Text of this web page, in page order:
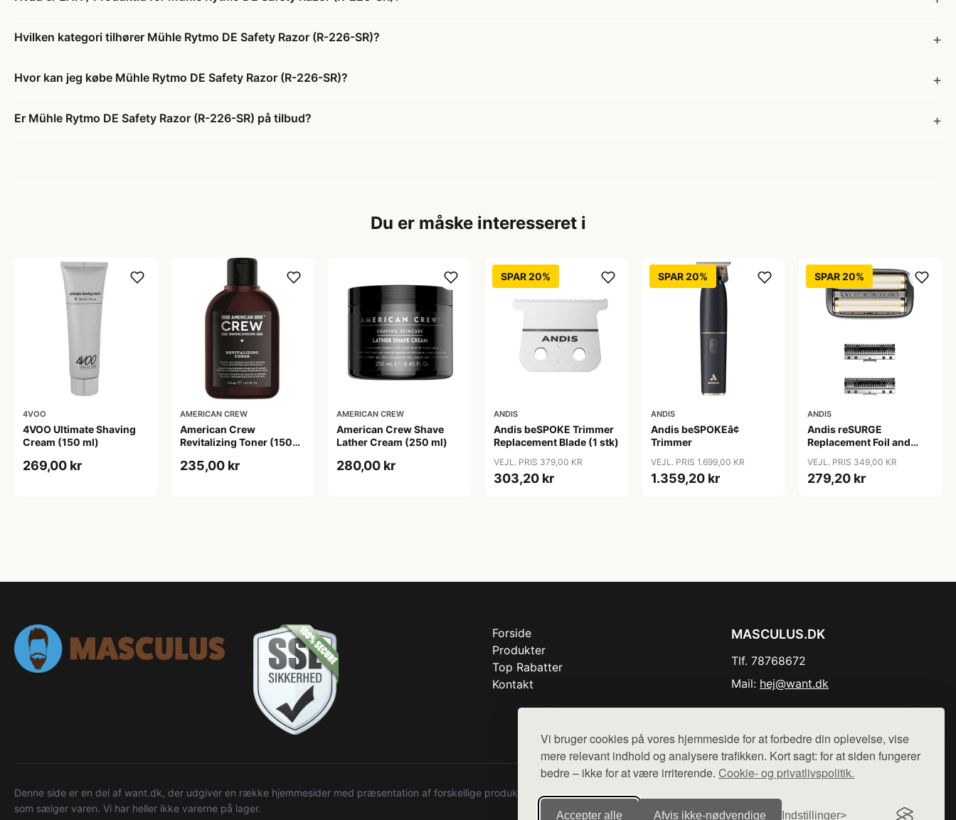
Vi bruger cookies på vores hjemmeside for at forbedre din oplevelse, vise
mere relevant indhold og analysere trafikken. Kort sagt: for at siden fungerer
bedre – ikke for at være irriterende. Cookie- og privatlivspolitik.
Accepter alle Afvis ikke‑nødvendige Indstillinger
Hvilken kategori tilhører Mühle Rytmo DE Safety Razor (R-226-SR)?
Hvor kan jeg købe Mühle Rytmo DE Safety Razor (R-226-SR)?
Er Mühle Rytmo DE Safety Razor (R-226-SR) på tilbud?
Du er måske interesseret i
4VOO
4VOO Ultimate Shaving
Cream (150 ml)
269,00 kr
AMERICAN CREW
American Crew
Revitalizing Toner (150
235,00 kr
AMERICAN CREW
American Crew Shave
Lather Cream (250 ml)
280,00 kr
SPAR 20%
ANDIS
Andis beSPOKE Trimmer
Replacement Blade (1 stk)
VEJL. PRIS 379,00 KR
303,20 kr
SPAR 20%
ANDIS
Andis beSPOKEâ¢
Trimmer
VEJL. PRIS 1.699,00 KR
1.359,20 kr
SPAR 20%
ANDIS
Andis reSURGE
Replacement Foil and
VEJL. PRIS 349,00 KR
279,20 kr
Forside
Produkter
Top Rabatter
Kontakt
MASCULUS.DK
Tlf. 78768672
Mail: hej@want.dk
Denne side er en del af want.dk, der udgiver en række hjemmesider med præsentation af forskellige produkter fra diverse webshops. Der sælges ikke varer fra denne side - vi henviser til de shops,
som sælger varen. Vi har heller ikke varerne på lager.